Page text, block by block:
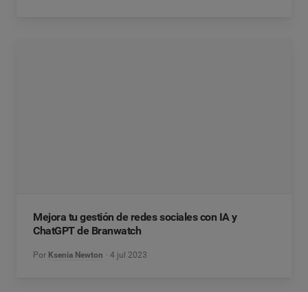
Mejora tu gestión de redes sociales con IA y
ChatGPT de Branwatch
Por Ksenia Newton 4 jul 2023